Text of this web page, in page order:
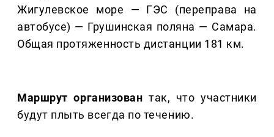
Жигулевское море — ГЭС (переправа на
автобусе) — Грушинская поляна — Самара.
Общая протяженность дистанции 181 км.
Маршрут организовантак, что участники
будут плыть всегда по течению.